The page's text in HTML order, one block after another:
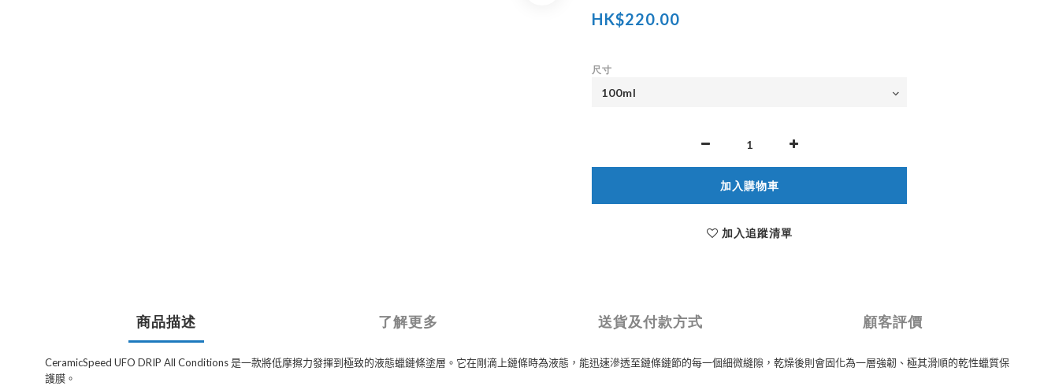
HK$220.00
尺寸
加入購物車
加入追蹤清單
商品描述 了解更多 送貨及付款方式 顧客評價
CeramicSpeed UFO DRIP All Conditions是一款將低摩擦力發揮到極致的液態蠟鏈條塗層。它在剛滴上鏈條時為液態，能迅速滲透至鏈條鏈節的每一個細微縫隙，乾燥後則會固化為一層強韌、極其滑順的乾性蠟質保
護膜。